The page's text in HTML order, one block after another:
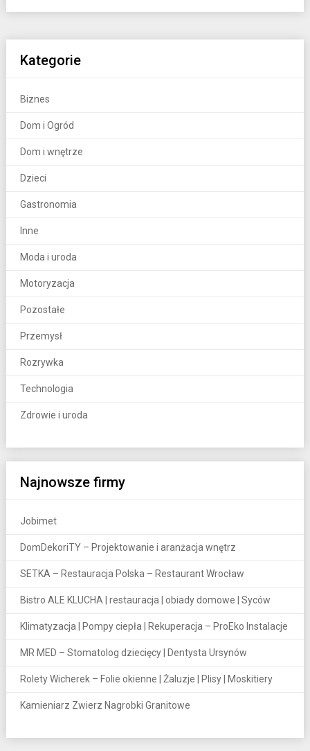
Kategorie
Biznes
Dom i Ogród
Dom i wnętrze
Dzieci
Gastronomia
Inne
Moda i uroda
Motoryzacja
Pozostałe
Przemysł
Rozrywka
Technologia
Zdrowie i uroda
Najnowsze firmy
Jobimet
DomDekoriTY – Projektowanie i aranżacja wnętrz
SETKA – Restauracja Polska – Restaurant Wrocław
Bistro ALE KLUCHA | restauracja | obiady domowe | Syców
Klimatyzacja | Pompy ciepła | Rekuperacja – ProEko Instalacje
MR MED – Stomatolog dziecięcy | Dentysta Ursynów
Rolety Wicherek – Folie okienne | Żaluzje | Plisy | Moskitiery
Kamieniarz Zwierz Nagrobki Granitowe